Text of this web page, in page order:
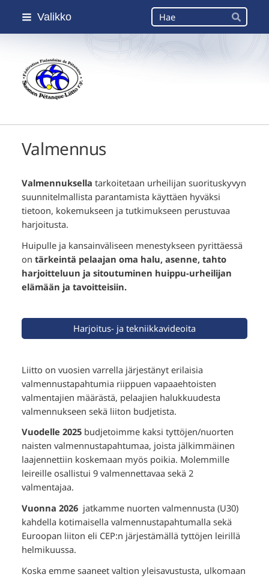
Siirry
Valikko Haku
Hae
Suomen Petanque-Liitto
Valmennus
Valmennuksella tarkoitetaan urheilijan suorituskyvyn
suunnitelmallista parantamista käyttäen hyväksi
tietoon, kokemukseen ja tutkimukseen perustuvaa
harjoitusta.
Huipulle ja kansainväliseen menestykseen pyrittäessä
on tärkeintä pelaajan oma halu, asenne, tahto
harjoitteluun ja sitoutuminen huippu-urheilijan
elämään ja tavoitteisiin.
Harjoitus- ja tekniikkavideoita
Liitto on vuosien varrella järjestänyt erilaisia
valmennustapahtumia riippuen vapaaehtoisten
valmentajien määrästä, pelaajien halukkuudesta
valmennukseen sekä liiton budjetista.
Vuodelle 2025budjetoimme kaksi tyttöjen/nuorten
naisten valmennustapahtumaa, joista jälkimmäinen
laajennettiin koskemaan myös poikia. Molemmille
leireille osallistui 9 valmennettavaa sekä 2
valmentajaa.
Vuonna 2026jatkamme nuorten valmennusta (U30)
kahdella kotimaisella valmennustapahtumalla sekä
Euroopan liiton eli CEP:n järjestämällä tyttöjen leirillä
helmikuussa.
Koska emme saaneet valtion yleisavustusta, ulkomaan